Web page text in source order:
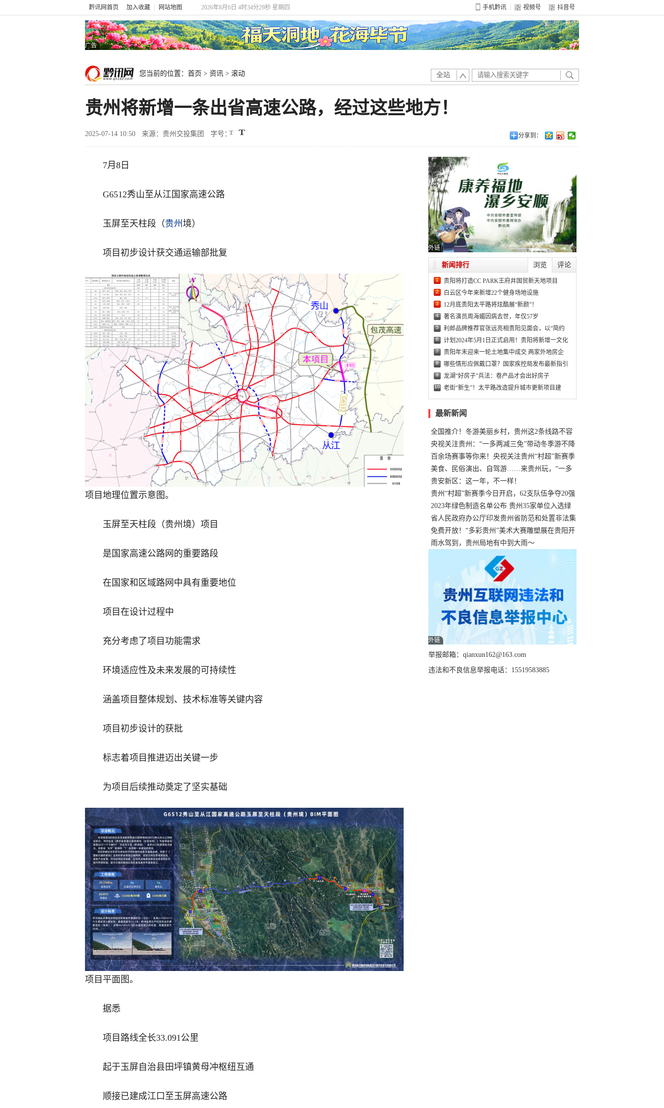
黔讯网首页 加入收藏 网站地图 2026年8月6日 4时34分29秒 星期四 手机黔讯 视频号 抖音号
广告
您当前的位置： 首页 > 资讯 > 滚动 全站
贵州将新增一条出省高速公路，经过这些地方！
2025-07-14 10:50 来源：贵州交投集团 字号： 分享到：
7月8日
G6512秀山至从江国家高速公路
玉屏至天柱段（贵州 境）
项目初步设计获交通运输部批复
项目地理位置示意图。
玉屏至天柱段（贵州境）项目
是国家高速公路网的重要路段
在国家和区域路网中具有重要地位
项目在设计过程中
充分考虑了项目功能需求
环境适应性及未来发展的可持续性
涵盖项目整体规划、技术标准等关键内容
项目初步设计的获批
标志着项目推进迈出关键一步
为项目后续推动奠定了坚实基础
项目平面图。
据悉
项目路线全长33.091公里
起于玉屏自治县田坪镇黄母冲枢纽互通
顺接已建成江口至玉屏高速公路
外链
浏览 评论
新闻排行
1 贵阳将打造CC PARK王府井国贸新天地项目
2 白云区今年来新增22个健身场地设施
3 12月底贵阳太平路将炫酷展“新颜”！
4 著名演员周海媚因病去世，年仅57岁
5 利郎品牌推荐官张远亮相贵阳见面会，以“简约
6 计划2024年5月1日正式启用！贵阳将新增一文化
7 贵阳年末迎来一轮土地集中成交 两家外地房企
8 哪些情形应佩戴口罩？国家疾控局发布最新指引
9 龙湖“好房子”兵法：卷产品才会出好房子
10 老街“新生”！太平路改造提升城市更新项目建
最新新闻
全国推介！冬游美丽乡村，贵州这2条线路不容
错过
央视关注贵州：“一多两减三免”带动冬季游不降
温
百余场赛事等你来！央视关注贵州“村超”新赛季
正式“打响”
美食、民俗演出、自驾游……来贵州玩，“一多
两减三免”！
贵安新区：这一年，不一样！
贵州“村超”新赛季今日开启，62支队伍争夺20强
名额
2023年绿色制造名单公布 贵州35家单位入选绿
色工厂
省人民政府办公厅印发贵州省防范和处置非法集
资工作实施细则
免费开放！“多彩贵州”美术大赛雕塑展在贵阳开
展，持续至1月19日
雨水驾到，贵州局地有中到大雨～
外链
举报邮箱：qianxun162@163.com
违法和不良信息举报电话：15519583885